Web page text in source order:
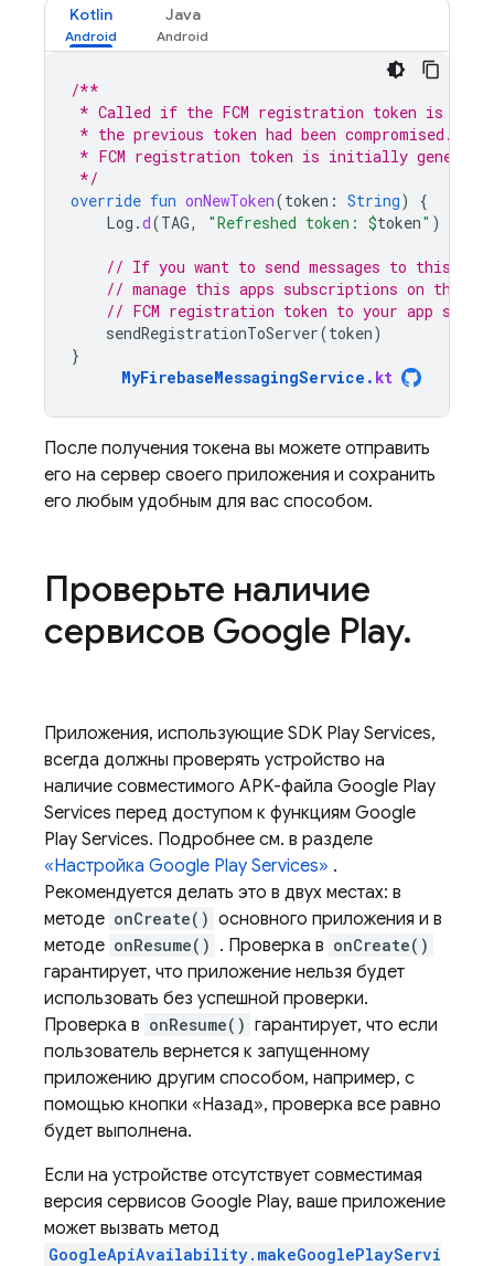
Kotlin Java
/**
* Called if the FCM registration token is
* the previous token had been compromised.
* FCM registration token is initially
*/
override fun onNewToken(token : String)
{
Log .d(TAG, "Refreshed token: $token" )
// If you want to send messages to this
// manage this apps subscriptions on the
// FCM registration token to your app
sendRegistrationToServer(token)
}
MyFirebaseMessagingService . kt
После получения токена вы можете отправить
его на сервер своего приложения и сохранить
его любым удобным для вас способом.
Проверьте наличие
сервисов Google Play.
Приложения, использующие SDK Play Services,
всегда должны проверять устройство на
наличие совместимого APK-файла Google Play
Services перед доступом к функциям Google
Play Services. Подробнее см. в разделе
«Настройка Google Play Services» .
Рекомендуется делать это в двух местах: в
методе onCreate() основного приложения и в
методе onResume() . Проверка в onCreate()
гарантирует, что приложение нельзя будет
использовать без успешной проверки.
Проверка в onResume() гарантирует, что если
пользователь вернется к запущенному
приложению другим способом, например, с
помощью кнопки «Назад», проверка все равно
будет выполнена.
Если на устройстве отсутствует совместимая
версия сервисов Google Play, ваше приложение
может вызвать метод
GoogleApiAvailability.makeGooglePlayServi